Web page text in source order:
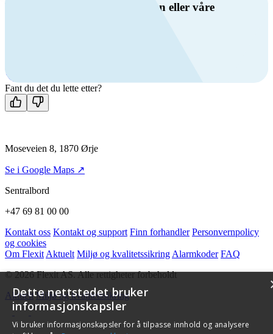
Har du spørsmål om ventilasjon eller våre
Kontakt oss
Fant du det du lette etter?
Moseveien 8, 1870 Ørje
Se i Google Maps ↗
Sentralbord
+47 69 81 00 00
Kontakt oss Kontakt og support Finn forhandler Personvernpolicy
og cookies
Om Flexit Aktuelt Miljø og kvalitetssikring Alarmkoder FAQ
© 2026 Flexit AS. Alle rettigheter forbeholdt
Aktuelt Miljø og kvalitetssikring
Dette nettstedet bruker
informasjonskapsler
Vi bruker informasjonskapsler for å tilpasse innhold og analysere